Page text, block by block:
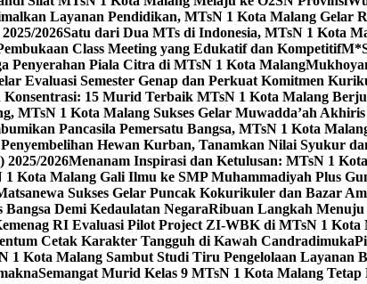
Layanan Pendidikan, MTsN 1 Kota Malang Gelar
2026Satu dari Dua MTs di Indonesia, MTsN 1 Kota
Class Meeting yang Edukatif dan Kompetitif
Penyerahan Piala Citra di MTsN 1 Kota Malang
Evaluasi Semester Genap dan Perkuat Komitmen
Konsentrasi: 15 Murid Terbaik MTsN 1 Kota Malang
MTsN 1 Kota Malang Sukses Gelar Muwadda’ah
Pancasila Pemersatu Bangsa, MTsN 1 Kota
Hewan Kurban, Tanamkan Nilai Syukur
2026Menanam Inspirasi dan Ketulusan: MTsN 1
Kota Malang Gali Ilmu ke SMP Muhammadiyah Plus
Sukses Gelar Puncak Kokurikuler dan Bazar
Demi Kedaulatan NegaraRibuan Langkah Menuju
RI Evaluasi Pilot Project ZI-WBK di MTsN 1 Kota
Cetak Karakter Tangguh di Kawah Candradimuka
1 Kota Malang Sambut Studi Tiru Pengelolaan Layanan
Semangat Murid Kelas 9 MTsN 1 Kota Malang